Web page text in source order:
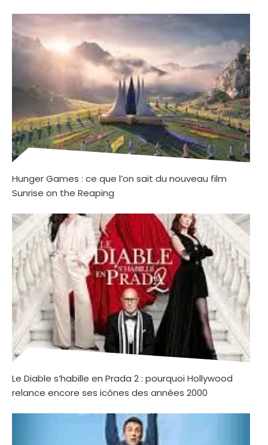
Hunger Games : ce que l’on sait du nouveau film
Sunrise on the Reaping
Le Diable s’habille en Prada 2 : pourquoi Hollywood
relance encore ses icônes des années 2000